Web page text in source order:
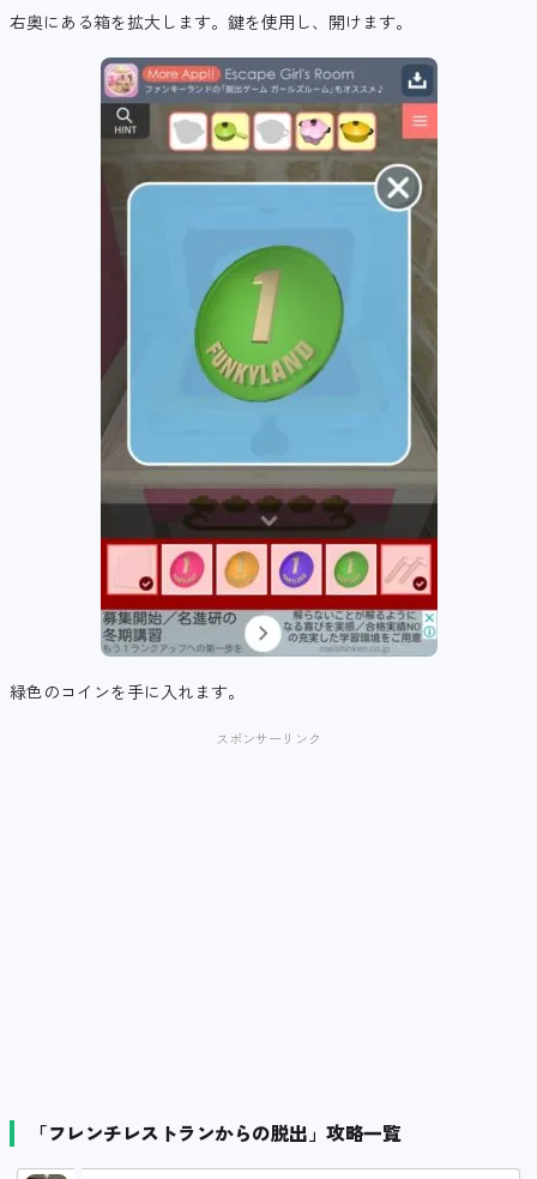
右奥にある箱を拡大します。鍵を使用し、開けます。
緑色のコインを手に入れます。
スポンサーリンク
「フレンチレストランからの脱出」攻略一覧